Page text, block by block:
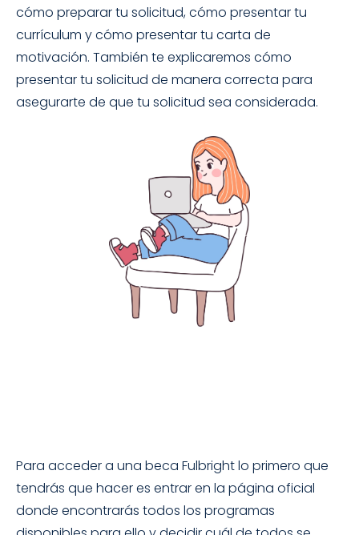
cómo preparar tu solicitud, cómo presentar tu
currículum y cómo presentar tu carta de
motivación. También te explicaremos cómo
presentar tu solicitud de manera correcta para
asegurarte de que tu solicitud sea considerada.
Para acceder a una beca Fulbright lo primero que
tendrás que hacer es entrar en la página oficial
donde encontrarás todos los programas